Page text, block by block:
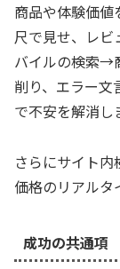
商品や体験価
尺で見せ、レ
バイルの検索→
削り、エラー文
で不安を解消し
さらにサイト
価格のリアルタ
成功の共通項